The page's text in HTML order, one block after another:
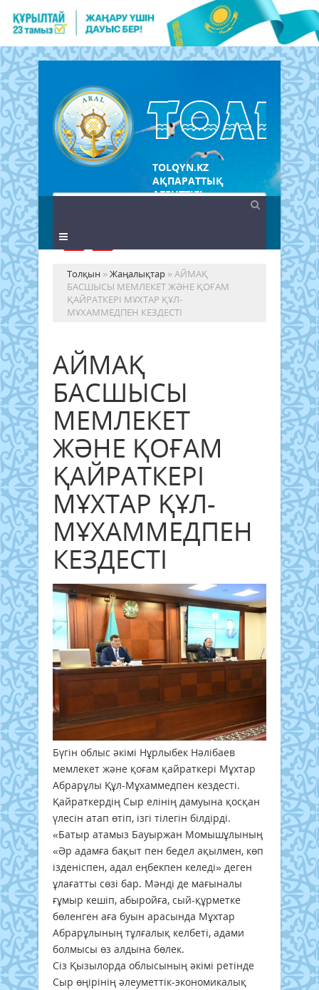
TOLQYN.KZ
АҚПАРАТТЫҚ
АГЕНТТІГІ
Толқын »Жаңалықтар » АЙМАҚ
БАСШЫСЫ МЕМЛЕКЕТ ЖӘНЕ ҚОҒАМ
ҚАЙРАТКЕРІ МҰХТАР ҚҰЛ-
МҰХАММЕДПЕН КЕЗДЕСТІ
АЙМАҚ
БАСШЫСЫ
МЕМЛЕКЕТ
ЖӘНЕ ҚОҒАМ
ҚАЙРАТКЕРІ
МҰХТАР ҚҰЛ-
МҰХАММЕДПЕН
КЕЗДЕСТІ
Бүгін облыс әкімі Нұрлыбек Нәлібаев
мемлекет және қоғам қайраткері Мұхтар
Абрарұлы Құл-Мұхаммедпен кездесті.
Қайраткердің Сыр елінің дамуына қосқан
үлесін атап өтіп, ізгі тілегін білдірді.
«Батыр атамыз Бауыржан Момышұлының
«Әр адамға бақыт пен бедел ақылмен, көп
ізденіспен, адал еңбекпен келеді» деген
ұлағатты сөзі бар. Мәнді де мағыналы
ғұмыр кешіп, абыройға, сый-құрметке
бөленген аға буын арасында Мұхтар
Абрарұлының тұлғалық келбеті, адами
болмысы өз алдына бөлек.
Сіз Қызылорда облысының әкімі ретінде
Сыр өңірінің әлеуметтік-экономикалық